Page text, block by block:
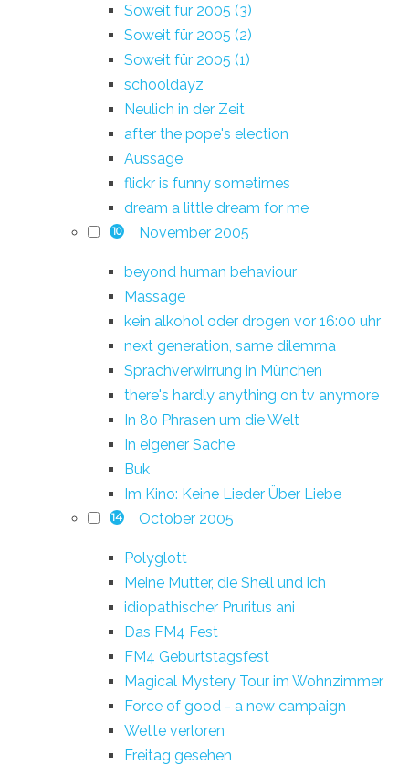
Soweit für 2005 (3)
Soweit für 2005 (2)
Soweit für 2005 (1)
schooldayz
Neulich in der Zeit
after the pope's election
Aussage
flickr is funny sometimes
dream a little dream for me
10 November 2005
beyond human behaviour
Massage
kein alkohol oder drogen vor 16:00 uhr
next generation, same dilemma
Sprachverwirrung in München
there's hardly anything on tv anymore
In 80 Phrasen um die Welt
In eigener Sache
Buk
Im Kino: Keine Lieder Über Liebe
14 October 2005
Polyglott
Meine Mutter, die Shell und ich
idiopathischer Pruritus ani
Das FM4 Fest
FM4 Geburtstagsfest
Magical Mystery Tour im Wohnzimmer
Force of good - a new campaign
Wette verloren
Freitag gesehen